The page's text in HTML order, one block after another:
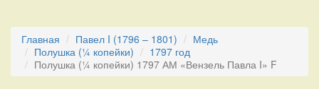
Главная Павел I (1796 – 1801)
Медь
Полушка (¼ копейки)
1797 год
Полушка (¼ копейки) 1797 АМ «Вензель Павла I» F